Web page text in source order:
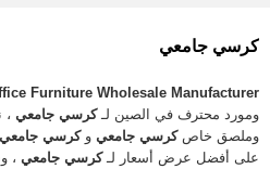
كرسي جامعي
Furniture Wholesale Manufacturer
ومورد محترف في الصين لـكرسي جامعي ،
وملصق خاصكرسي جامعي وكرسي جامعي
على أفضل عرض أسعار لـكرسي جامعي ،